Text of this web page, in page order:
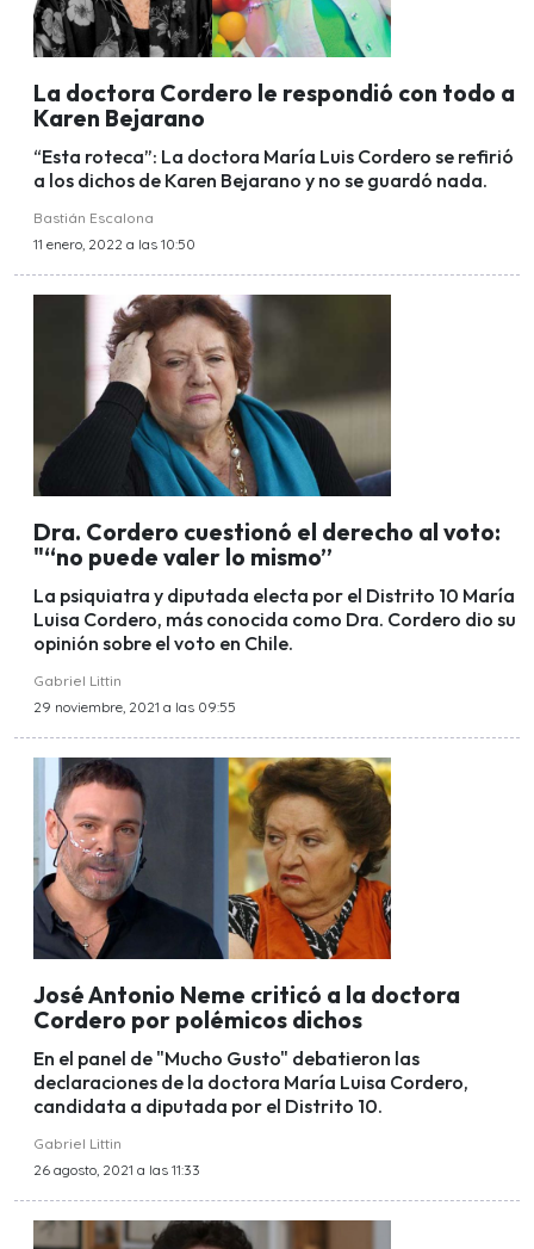
La doctora Cordero le respondió con todo a
Karen Bejarano
“Esta roteca”: La doctora María Luis Cordero se refirió
a los dichos de Karen Bejarano y no se guardó nada.
Bastián Escalona
11 enero, 2022 a las 10:50
Dra. Cordero cuestionó el derecho al voto:
"“no puede valer lo mismo”
La psiquiatra y diputada electa por el Distrito 10 María
Luisa Cordero, más conocida como Dra. Cordero dio su
opinión sobre el voto en Chile.
Gabriel Littin
29 noviembre, 2021 a las 09:55
José Antonio Neme criticó a la doctora
Cordero por polémicos dichos
En el panel de "Mucho Gusto" debatieron las
declaraciones de la doctora María Luisa Cordero,
candidata a diputada por el Distrito 10.
Gabriel Littin
26 agosto, 2021 a las 11:33